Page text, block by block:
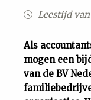
Feiten
Leestijd
Als
mogen een
van de BV